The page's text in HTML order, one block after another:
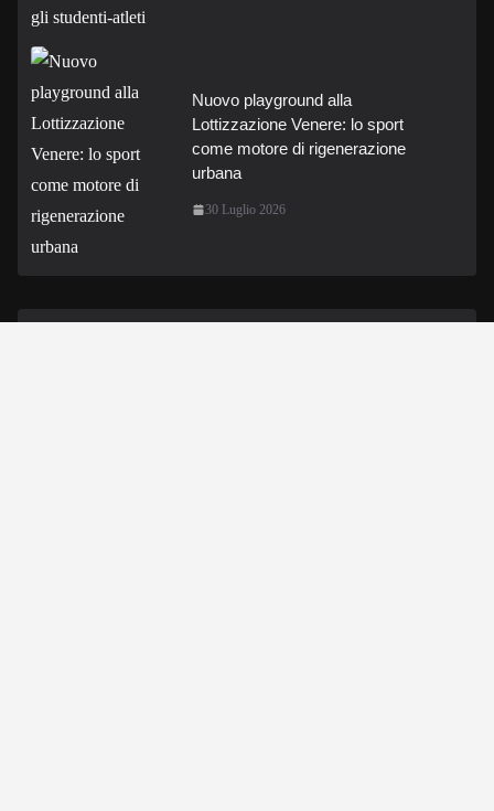
Nuovo playground alla
Lottizzazione Venere: lo sport
come motore di rigenerazione
urbana
30 Luglio 2026